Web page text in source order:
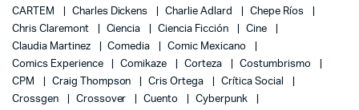
CARTEM
Charles Dickens Charlie Adlard
Chepe Ríos
Chris Claremont
Ciencia Ciencia Ficción
Cine
Claudia Martinez
Comedia
Comic Mexicano
Comics Experience
Comikaze Corteza
Costumbrismo
CPM
Craig Thompson Cris Ortega
Crítica Social
Crossgen
Crossover Cuento
Cyberpunk